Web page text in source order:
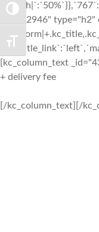
TOGGLE HIGH
TOGGLE FONT
_id="92946"
[kc_column_text
+ delivery fee
[/kc_column_text][/